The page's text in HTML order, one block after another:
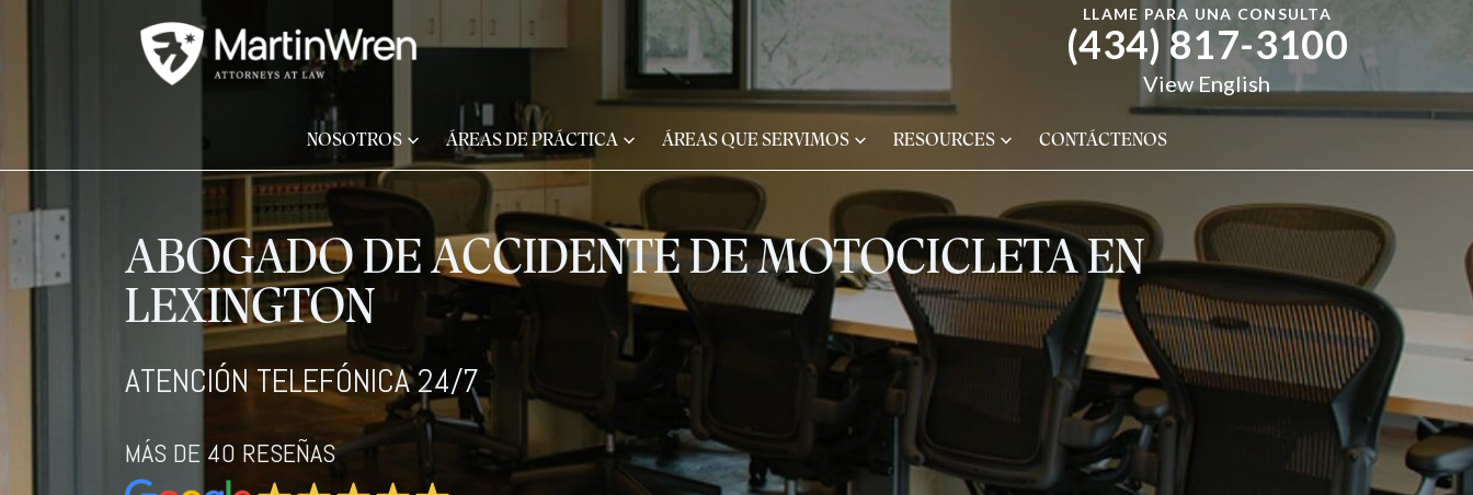
LLAME PARA UNA CONSULTA
(434) 817-3100
View English
NOSOTROS ÁREAS DE PRÁCTICA ÁREAS QUE SERVIMOS RESOURCES CONTÁCTENOS
ABOGADO DE ACCIDENTE DE MOTOCICLETA EN
LEXINGTON
ATENCIÓN TELEFÓNICA 24/7
MÁS DE 40 RESEÑAS